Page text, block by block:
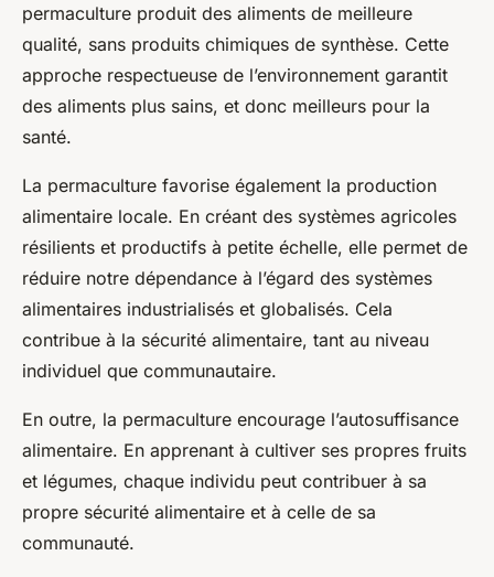
permaculture produit des aliments de meilleure
qualité, sans produits chimiques de synthèse. Cette
approche respectueuse de l’environnement garantit
des aliments plus sains, et donc meilleurs pour la
santé.
La permaculture favorise également la production
alimentaire locale. En créant des systèmes agricoles
résilients et productifs à petite échelle, elle permet de
réduire notre dépendance à l’égard des systèmes
alimentaires industrialisés et globalisés. Cela
contribue à la sécurité alimentaire, tant au niveau
individuel que communautaire.
En outre, la permaculture encourage l’autosuffisance
alimentaire. En apprenant à cultiver ses propres fruits
et légumes, chaque individu peut contribuer à sa
propre sécurité alimentaire et à celle de sa
communauté.